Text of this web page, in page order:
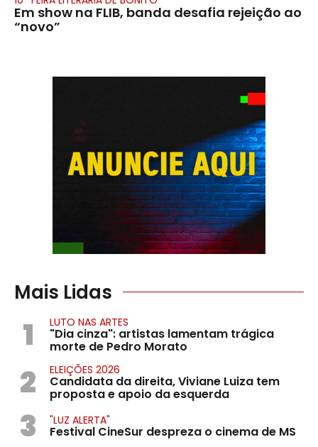
Em show na FLIB, banda desafia rejeição ao
“novo”
Mais Lidas
1 LUTO NAS ARTES
"Dia cinza": artistas lamentam trágica
morte de Pedro Morato
2 ELEIÇÕES 2026
Candidata da direita, Viviane Luiza tem
proposta e apoio da esquerda
3 "LUZ ALERTA"
Festival CineSur despreza o cinema de MS